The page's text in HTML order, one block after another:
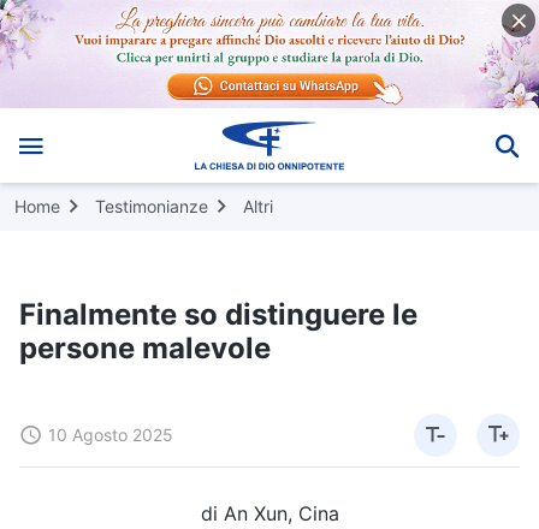
Home Testimonianze Altri
Finalmente so distinguere le
persone malevole
10 Agosto 2025
di An Xun, Cina